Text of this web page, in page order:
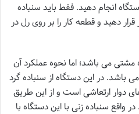
انجام دهید. فقط باید سنباده
دهید و قطعه کار را بر روی رل در
می باشد؛ اما نحوه عملکرد آن
باشد. در این دستگاه از سنباده گرد
دوار ارتعاشی است و از این طریق
واقع سنباده زنی با این دستگاه با